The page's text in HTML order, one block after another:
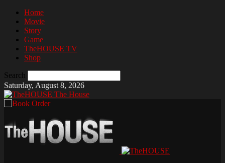
Home
Movie
Story
Game
TheHOUSE TV
Shop
Search
Saturday, August 8, 2026
The House